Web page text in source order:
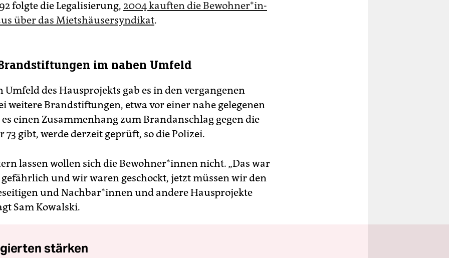
folgte die Legalisierung, 2004 kauften die Be­woh­ne­r*in­
über das Mietshäusersyndikat.
im nahen Umfeld
des Hausprojekts gab es in den vergangenen
weitere Brandstiftungen, etwa vor einer nahe gelegenen
es einen Zusammenhang zum Brandanschlag gegen die
73 gibt, werde derzeit geprüft, so die Polizei.
lassen wollen sich die Be­woh­ne­r*in­nen nicht. „Das war
gefährlich und wir waren geschockt, jetzt müssen wir den
und Nach­ba­r*in­nen und andere Hausprojekte
Sam Kowalski.
stärken